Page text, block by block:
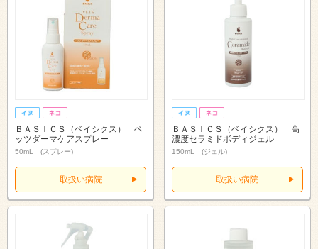
ＢＡＳＩＣＳ（ベイシクス） ベ
ッツダーマケアスプレー
50mL (スプレー)
取扱い病院
ＢＡＳＩＣＳ（ベイシクス） 高
濃度セラミドボディジェル
150mL (ジェル)
取扱い病院